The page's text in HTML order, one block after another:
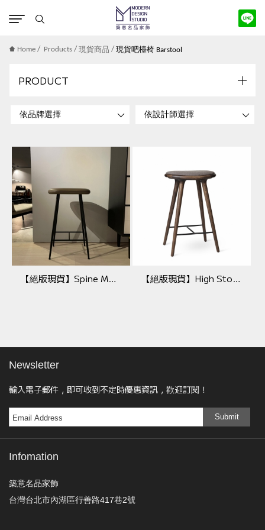
Home/ Products/ 現貨商品 / 現貨吧檯椅 Barstool
PRODUCT
【絕版現貨】Spine Metal Base Stool 【絕版現貨】High Stool Textile Edition
Newsletter
輸入電子郵件，即可收到不定時優惠資訊，歡迎訂閱！
Submit
Infomation
築意名品家飾
台灣台北市內湖區行善路417巷2號
版權宣告